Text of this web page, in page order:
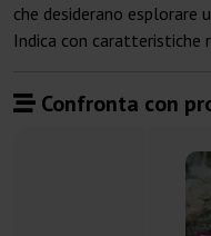
che desiderano esplorare
Indica con caratteristiche
Confronta con